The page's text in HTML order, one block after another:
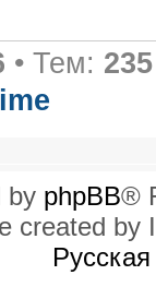
• Тем: 235
by phpBB®
created by